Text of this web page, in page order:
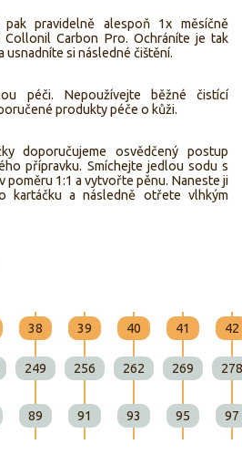
pravidelně alespoň 1x měsíčně
Carbon Pro. Ochráníte je tak
si následné čištění.
péči. Nepoužívejte běžné čistící
produkty péče o kůži.
doporučujeme osvědčený postup
přípravku. Smíchejte jedlou sodu s
poměru 1:1 a vytvořte pěnu. Naneste ji
kartáčku a následně otřete vlhkým
38 39 40 41 42
249 256 262 269 278
89 91 93 95 97